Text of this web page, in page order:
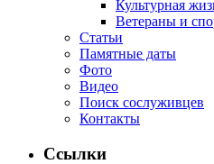
Культурная
Ветераны и
Статьи
Памятные даты
Фото
Видео
Поиск сослуживцев
Контакты
Ссылки